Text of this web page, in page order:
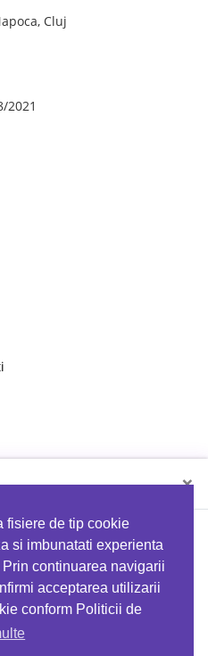
fisiere de tip cookie
si imbunatati experienta
continuarea navigarii
acceptarea utilizarii
conform Politicii de
Cluj
2021
×
folosind codul